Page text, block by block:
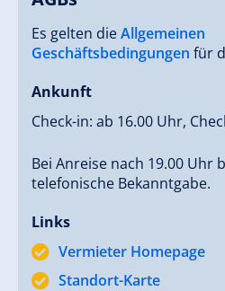
Es gelten dieAllgemeinen
Geschäftsbedingungen für
Ankunft
Check-in: ab 16.00 Uhr,
Bei Anreise nach 19.00 Uhr
telefonische Bekanntgabe.
Links
Vermieter Homepage
Standort-Karte